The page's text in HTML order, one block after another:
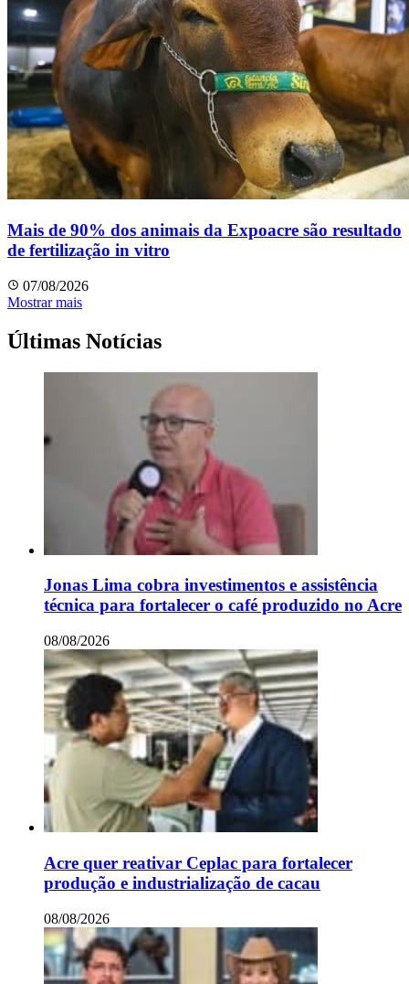
Mais de 90% dos animais da Expoacre são resultado
de fertilização in vitro
07/08/2026
Mostrar mais
Últimas Notícias
Jonas Lima cobra investimentos e assistência
técnica para fortalecer o café produzido no Acre
08/08/2026
Acre quer reativar Ceplac para fortalecer
produção e industrialização de cacau
08/08/2026